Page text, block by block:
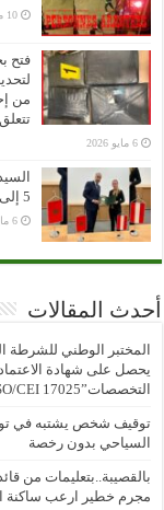
10 مايو 2026
فتح
من
6 مايو 2026
5 إلى 7 ماي الجاري على رأس وفد أمني هام
6 مايو 2026
أحدث المقالات
المختبر الوطني للشرطة
يحصل على شهادة
التخصصات”ISO/CEI 17025
توقيف شخص يشتبه في
السياحي بدون رخصة
بالقصيبة..بتعليمات من
مجرم خطير ارعب ساكنة